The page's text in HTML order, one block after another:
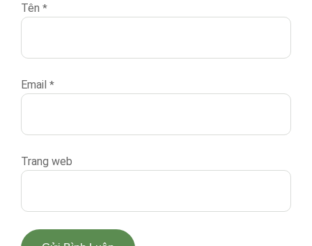
Tên *
Email *
Trang web